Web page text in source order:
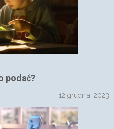
podać?
12 grudnia, 2023